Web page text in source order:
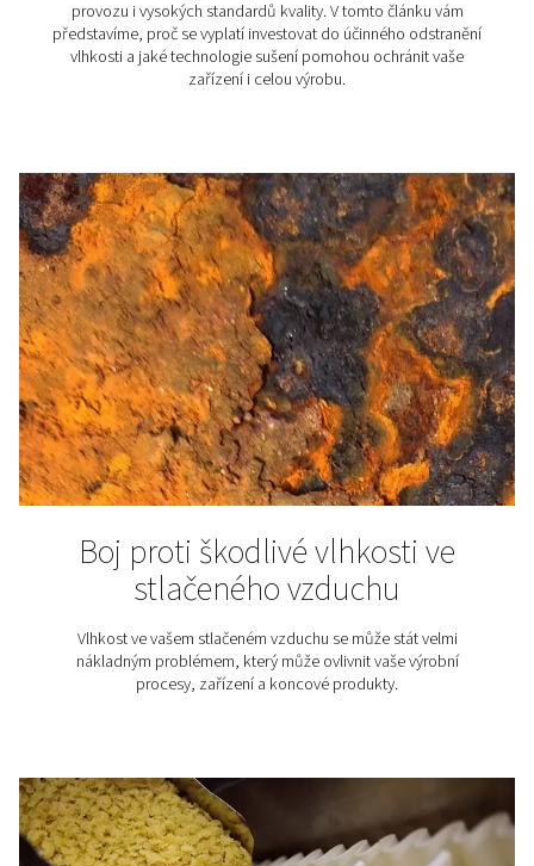
Vlhkost ve stlačeném
Vlhkost ve stlačeném vzduchu může způsobit korozi a
Zjistěte, co je příčinou a jak odstraňovat vodu
stlačeného vzduchu, odvaděčů kondenzátu a
rosného bodu.
Normy kvality
vzduchu (ISO 8573-1)